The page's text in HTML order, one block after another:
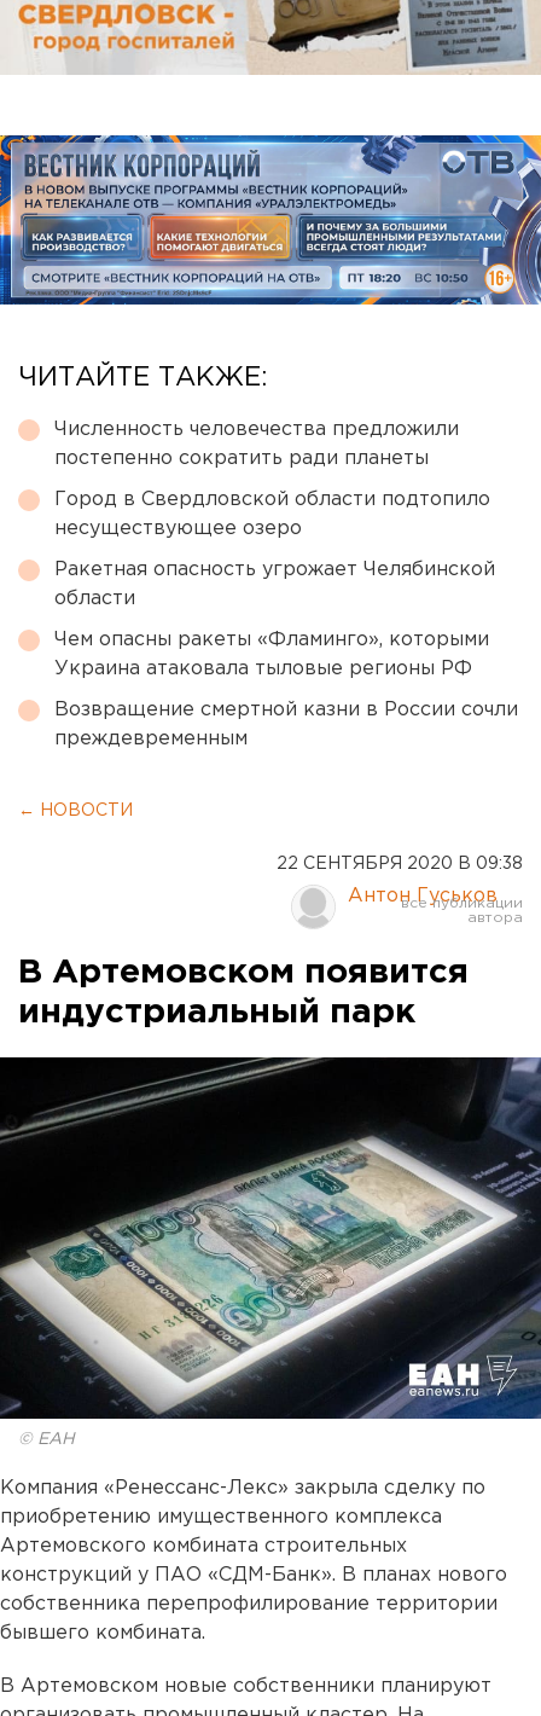
ЧИТАЙТЕ ТАКЖЕ:
Численность человечества предложили
постепенно сократить ради планеты
Город в Свердловской области подтопило
несуществующее озеро
Ракетная опасность угрожает Челябинской
области
Чем опасны ракеты «Фламинго», которыми
Украина атаковала тыловые регионы РФ
Возвращение смертной казни в России сочли
преждевременным
← НОВОСТИ
22 СЕНТЯБРЯ 2020 В 09:38
Антон Гуськов
В Артемовском появится
индустриальный парк
© ЕАН
Компания «Ренессанс-Лекс» закрыла сделку по
приобретению имущественного комплекса
Артемовского комбината строительных
конструкций у ПАО «СДМ-Банк». В планах нового
собственника перепрофилирование территории
бывшего комбината.
В Артемовском новые собственники планируют